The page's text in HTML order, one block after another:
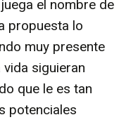
el nombre de
propuesta lo
muy presente
siguieran
que le es tan
potenciales